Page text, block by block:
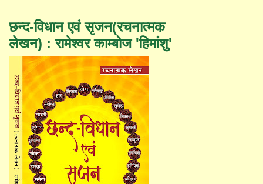
छन्द-विधान एवं सृजन(रचनात्मक
लेखन) : रामेश्वर काम्बोज 'हिमांशु'